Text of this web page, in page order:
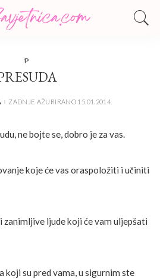
P
ZADNJE AŽURIRANO 15.01.2014.
ne bojte se, dobro je za vas.
koje će vas oraspoložiti i učiniti
zanimljive ljude koji će vam uljepšati
koji su pred vama, u sigurnim ste